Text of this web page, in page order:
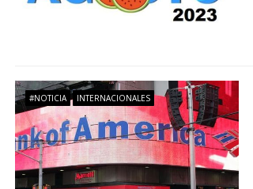
n
d
e
#NOTICIA INTERNACIONALES